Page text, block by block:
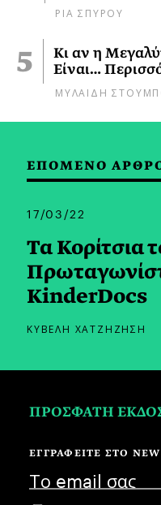
ΡΙΑ ΣΠΥΡΟΥ
Κι αν η
Είναι…
ΜΥΛΑΙΔΗ
ΕΠΟΜΕΝΟ
17/03/22
Τα Κορίτσια
KinderDocs
ΚΥΒΕΛΗ ΧΑΤΖΗΖΗΣΗ
ΠΡΟΣΦΑΤΗ
ΕΓΓΡΑΦΕΙΤΕ ΣΤΟ